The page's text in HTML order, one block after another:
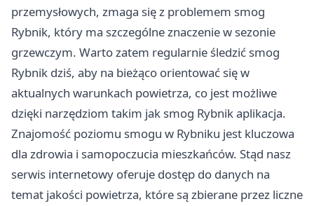
przemysłowych, zmaga się z problemem smog
Rybnik, który ma szczególne znaczenie w sezonie
grzewczym. Warto zatem regularnie śledzić smog
Rybnik dziś, aby na bieżąco orientować się w
aktualnych warunkach powietrza, co jest możliwe
dzięki narzędziom takim jak smog Rybnik aplikacja.
Znajomość poziomu smogu w Rybniku jest kluczowa
dla zdrowia i samopoczucia mieszkańców. Stąd nasz
serwis internetowy oferuje dostęp do danych na
temat jakości powietrza, które są zbierane przez liczne